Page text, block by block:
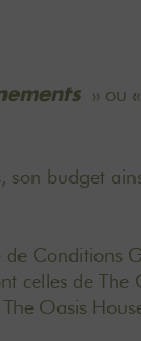
» ou «
son budget
Conditions
celles de The
Oasis